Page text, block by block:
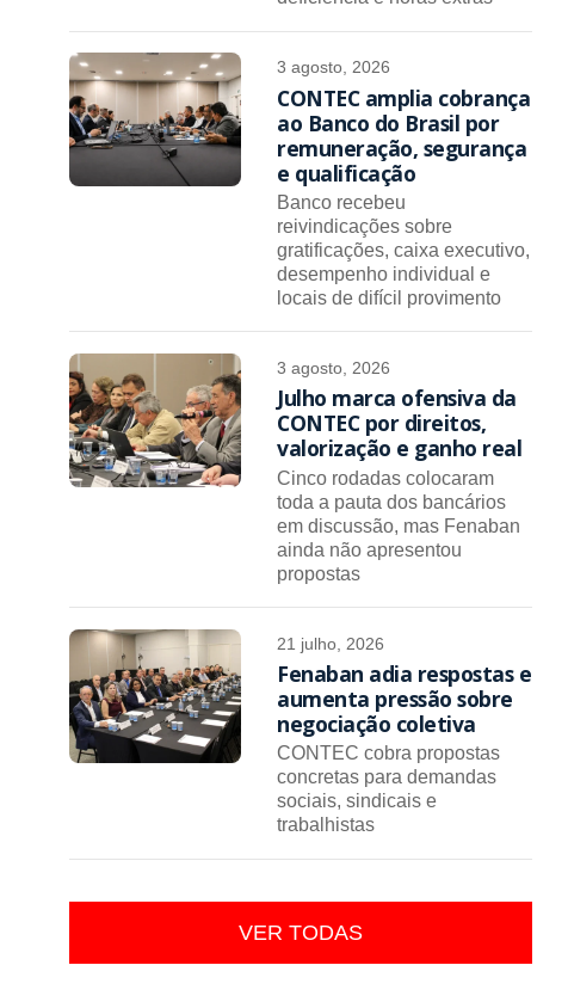
3 agosto, 2026
CONTEC amplia cobrança
ao Banco do Brasil por
remuneração, segurança
e qualificação
Banco recebeu
reivindicações sobre
gratificações, caixa executivo,
desempenho individual e
locais de difícil provimento
3 agosto, 2026
Julho marca ofensiva da
CONTEC por direitos,
valorização e ganho real
Cinco rodadas colocaram
toda a pauta dos bancários
em discussão, mas Fenaban
ainda não apresentou
propostas
21 julho, 2026
Fenaban adia respostas e
aumenta pressão sobre
negociação coletiva
CONTEC cobra propostas
concretas para demandas
sociais, sindicais e
trabalhistas
VER TODAS